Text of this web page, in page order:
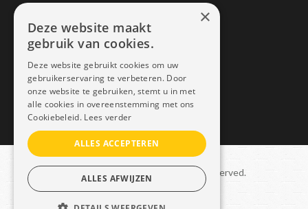
1750 Lennik
0497452898
info@dais.be
Copyright © 2021 Dais. All rights reserved.
Sitemap–GDPR
×
Deze website maakt
gebruik van cookies.
Deze website gebruikt cookies om uw
gebruikerservaring te verbeteren. Door
onze website te gebruiken, stemt u in met
alle cookies in overeenstemming met ons
Cookiebeleid. Lees verder
ALLES ACCEPTEREN
ALLES AFWIJZEN